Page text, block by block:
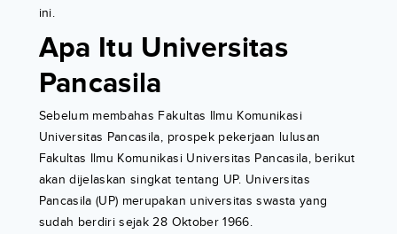
ini.
Apa Itu Universitas
Pancasila
Sebelum membahas Fakultas Ilmu Komunikasi
Universitas Pancasila, prospek pekerjaan lulusan
Fakultas Ilmu Komunikasi Universitas Pancasila, berikut
akan dijelaskan singkat tentang UP. Universitas
Pancasila (UP) merupakan universitas swasta yang
sudah berdiri sejak 28 Oktober 1966.